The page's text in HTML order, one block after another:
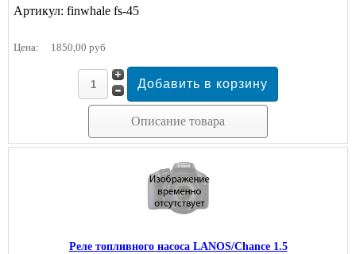
Артикул: finwhale fs-45
Цена: 1850,00 руб
Описание товара
Реле топливного насоса LANOS/Chance 1.5